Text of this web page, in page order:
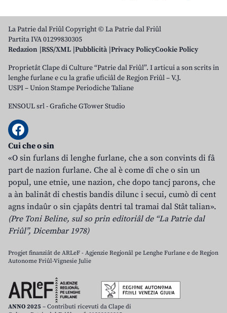
La Patrie dal Friûl Copyright © La Patrie dal Friûl
Partita IVA 01299830305
Redazion RSS/XML Pubblicità Privacy PolicyCookie Policy
Proprietât Clape di Culture “Patrie dal Friûl”. I articui a son scrits in
lenghe furlane e cu la grafie uficiâl de Regjon Friûl – V.J.
USPI – Union Stampe Periodiche Taliane
ENSOUL srl-Grafiche GTower Studio
Cui che o sin
«O sin furlans di lenghe furlane, che a son convints di fâ
part de nazion furlane. Che al è come dî che o sin un
popul, une etnie, une nazion, che dopo tancj parons, che
a àn balinât di chestis bandis dilunc i secui, cumò di cent
agns indaûr o sin cjapâts dentri tal tramai dal Stât talian».
(Pre Toni Beline, sul so prin editoriâl de “La Patrie dal
Friûl”, Dicembar 1978)
Progjet finanziât de ARLeF - Agjenzie Regjonâl pe Lenghe Furlane e de Regjon
Autonome Friûl-Vignesie Julie
ANNO 2025 – Contributi ricevuti da Clape di